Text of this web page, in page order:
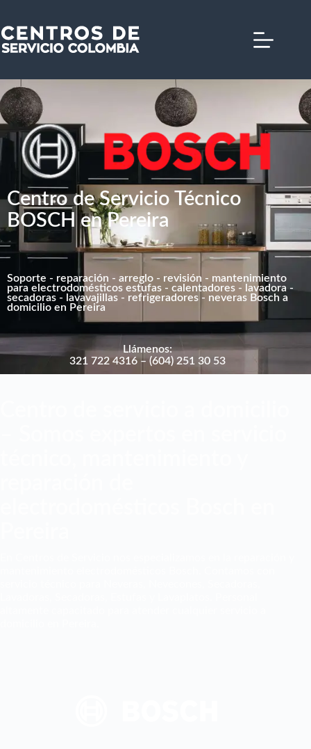
contenido
Centro de Servicio Técnico
BOSCH en Pereira
Soporte - reparación - arreglo - revisión - mantenimiento
para electrodomésticos estufas - calentadores - lavadora -
secadoras - lavavajillas - refrigeradores - neveras Bosch a
domicilio en Pereira
Llámenos:
321 722 4316 – (604) 251 30 53